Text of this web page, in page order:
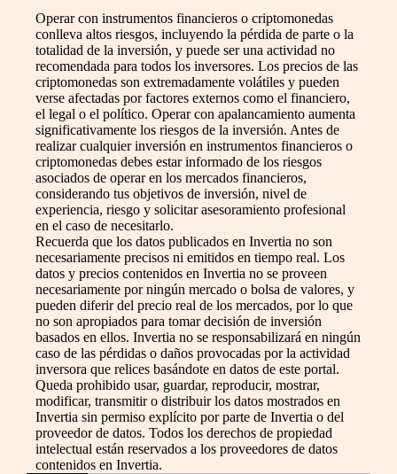
Operar con instrumentos financieros o criptomonedas
conlleva altos riesgos, incluyendo la pérdida de parte o la
totalidad de la inversión, y puede ser una actividad no
recomendada para todos los inversores. Los precios de las
criptomonedas son extremadamente volátiles y pueden
verse afectadas por factores externos como el financiero,
el legal o el político. Operar con apalancamiento aumenta
significativamente los riesgos de la inversión. Antes de
realizar cualquier inversión en instrumentos financieros o
criptomonedas debes estar informado de los riesgos
asociados de operar en los mercados financieros,
considerando tus objetivos de inversión, nivel de
experiencia, riesgo y solicitar asesoramiento profesional
en el caso de necesitarlo.
Recuerda que los datos publicados en Invertia no son
necesariamente precisos ni emitidos en tiempo real. Los
datos y precios contenidos en Invertia no se proveen
necesariamente por ningún mercado o bolsa de valores, y
pueden diferir del precio real de los mercados, por lo que
no son apropiados para tomar decisión de inversión
basados en ellos. Invertia no se responsabilizará en ningún
caso de las pérdidas o daños provocadas por la actividad
inversora que relices basándote en datos de este portal.
Queda prohibido usar, guardar, reproducir, mostrar,
modificar, transmitir o distribuir los datos mostrados en
Invertia sin permiso explícito por parte de Invertia o del
proveedor de datos. Todos los derechos de propiedad
intelectual están reservados a los proveedores de datos
contenidos en Invertia.